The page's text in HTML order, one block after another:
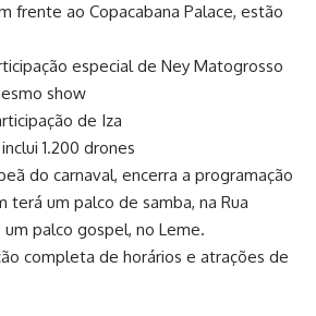
frente ao Copacabana Palace, estão
especial de Ney Matogrosso
show
de Iza
1.200 drones
do carnaval, encerra a programação
terá um palco de samba, na Rua
um palco gospel, no Leme.
completa de horários e atrações de